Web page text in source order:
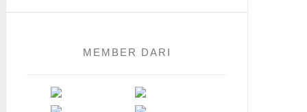
MEMBER DARI